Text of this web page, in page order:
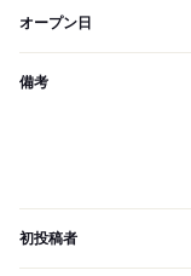
オープン日
備考
初投稿者